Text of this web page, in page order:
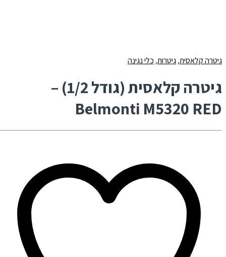
גיטרה קלאסית,גיטרות,כלי נגינה
גיטרה קלאסית (גודל 1/2) –
Belmonti M5320 RED